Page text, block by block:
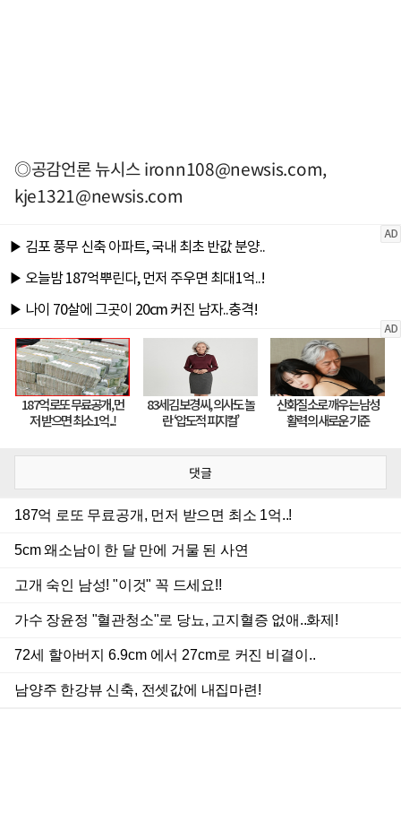
◎공감언론 뉴시스ironn108@newsis.com,
kje1321@newsis.com
댓글